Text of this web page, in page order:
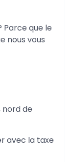
Parce que le
nous vous
nord de
avec la taxe